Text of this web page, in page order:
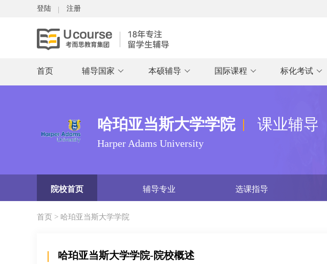
登陆 注册
首页 辅导国家 本硕辅导 国际课程 标化考试
哈珀亚当斯大学学院 课业辅导
Harper Adams University
院校首页 辅导专业 选课指导
首页 > 哈珀亚当斯大学学院
哈珀亚当斯大学学院-院校概述
联系规划老师 联系规划老师